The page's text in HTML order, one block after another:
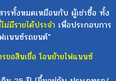
ารทั้งหมดเหมือนกับ ผู้เช่าซื้อ ทั้ง
ม่มีรายได้ประจำ เพื่อประกอบการ
เเนนซ์รถยนต์"
อสินเชื่อ โอนย้ายไฟแนนซ์